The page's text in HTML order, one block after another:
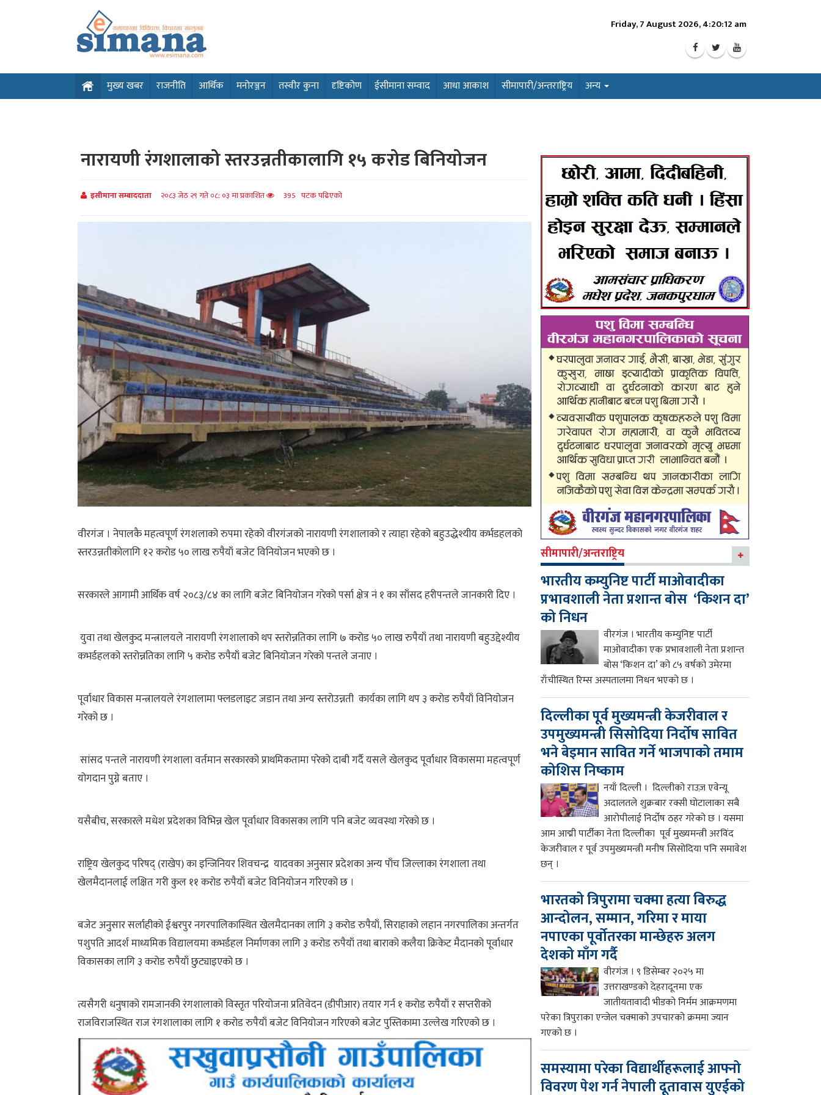
Friday, 7 August 2026, 4:20:14 am
मुख्य खबर राजनीति आर्थिक मनोरञ्जन तस्वीर कुना दृष्टिकोण ईसीमाना सम्वाद आधा आकाश सीमापारी/अन्तराष्ट्रिय अन्य
नारायणी रंगशालाको स्तरउन्नतीकालागि १५ करोड बिनियोजन
इसीमाना सम्बाददाता २०८३ जेठ २९ गते ०८: ०३ मा प्रकाशित 395 पटक पढिएको
वीरगंज । नेपालकै महत्वपूर्ण रंगशलाको रुपमा रहेको वीरगंजको नारायणी रंगशालाको र त्याहा रहेको बहुउद्धेश्यीय कर्भडहलको
स्तरउन्नतीकोलागि १२ करोड ५० लाख रुपैयाँ बजेट विनियोजन भएको छ ।
सरकारले आगामी आर्थिक वर्ष २०८३/८४ का लागि बजेट बिनियोजन गरेको पर्सा क्षेत्र नं १ का साँसद हरीपन्तले जानकारी दिए ।
युवा तथा खेलकुद मन्त्रालयले नारायणी रंगशालाको थप स्तरोन्नतिका लागि ७ करोड ५० लाख रुपैयाँ तथा नारायणी बहुउद्देश्यीय
कभर्डहलको स्तरोन्नतिका लागि ५ करोड रुपैयाँ बजेट बिनियोजन गरेको पन्तले जनाए ।
पूर्वाधार विकास मन्त्रालयले रंगशालामा फ्लडलाइट जडान तथा अन्य स्तरोउन्नती कार्यका लागि थप ३ करोड रुपैयाँ विनियोजन
गरेको छ ।
सांसद पन्तले नारायणी रंगशाला वर्तमान सरकारको प्राथमिकतामा परेको दाबी गर्दै यसले खेलकुद पूर्वाधार विकासमा महत्वपूर्ण
योगदान पुग्ने बताए ।
यसैबीच, सरकारले मधेश प्रदेशका विभिन्न खेल पूर्वाधार विकासका लागि पनि बजेट व्यवस्था गरेको छ ।
राष्ट्रिय खेलकुद परिषद् (राखेप) का इन्जिनियर शिवचन्द्र यादवका अनुसार प्रदेशका अन्य पाँच जिल्लाका रंगशाला तथा
खेलमैदानलाई लक्षित गरी कुल ११ करोड रुपैयाँ बजेट विनियोजन गरिएको छ ।
बजेट अनुसार सर्लाहीको ईश्वरपुर नगरपालिकास्थित खेलमैदानका लागि ३ करोड रुपैयाँ, सिराहाको लहान नगरपालिका अन्तर्गत
पशुपति आदर्श माध्यमिक विद्यालयमा कभर्डहल निर्माणका लागि ३ करोड रुपैयाँ तथा बाराको कलैया क्रिकेट मैदानको पूर्वाधार
विकासका लागि ३ करोड रुपैयाँ छुट्याइएको छ ।
त्यसैगरी धनुषाको रामजानकी रंगशालाको विस्तृत परियोजना प्रतिवेदन (डीपीआर) तयार गर्न १ करोड रुपैयाँ र सप्तरीको
राजविराजस्थित राज रंगशालाका लागि १ करोड रुपैयाँ बजेट विनियोजन गरिएको बजेट पुस्तिकामा उल्लेख गरिएको छ ।
सीमापारी/अन्तराष्ट्रिय
भारतीय कम्युनिष्ट पार्टी माओवादीका
प्रभावशाली नेता प्रशान्त बोस ‘किशन दा’
को निधन
वीरगंज । भारतीय कम्युनिष्ट पार्टी
माओवादीका एक प्रभावशाली नेता प्रशान्त
बोस ‘किशन दा’ को ८५ वर्षको उमेरमा
राँचीस्थित रिम्स अस्पतालमा निधन भएको छ ।
दिल्लीका पूर्व मुख्यमन्त्री केजरीवाल र
उपमुख्यमन्त्री सिसोदिया निर्दोष सावित
भने बेइमान सावित गर्ने भाजपाको तमाम
कोशिस निष्काम
नयाँ दिल्ली । दिल्लीको राउज़ एवेन्यू
अदालतले शुक्रबार रक्सी घोटालाका सबै
आरोपीलाई निर्दोष ठहर गरेको छ । यसमा
आम आद्मी पार्टीका नेता दिल्लीका पूर्व मुख्यमन्त्री अरविंद
केजरीवाल र पूर्व उपमुख्यमन्त्री मनीष सिसोदिया पनि समावेश
छन् ।
भारतको त्रिपुरामा चक्मा हत्या बिरुद्ध
आन्दोलन, सम्मान, गरिमा र माया
नपाएका पूर्वोतरका मान्छेहरु अलग
देशको माँग गर्दै
वीरगंज । ९ डिसेम्बर २०२५ मा
उत्तराखण्डको देहरादूनमा एक
जातीयतावादी भीडको निर्मम आक्रमणमा
परेका त्रिपुराका एन्जेल चक्माको उपचारको क्रममा ज्यान
गएको छ ।
समस्यामा परेका विद्यार्थीहरूलाई आफ्नो
विवरण पेश गर्न नेपाली दूतावास युएईको